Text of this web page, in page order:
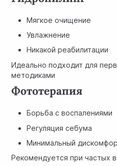
Мягкое очищение
Увлажнение
Никакой реабилитации
Идеально подходит для
методиками
Фототерапия
Борьба с воспалениями
Регуляция себума
Минимальный
Рекомендуется при частых